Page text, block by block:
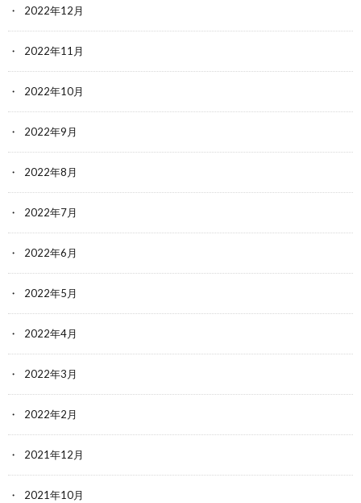
2022年12月
2022年11月
2022年10月
2022年9月
2022年8月
2022年7月
2022年6月
2022年5月
2022年4月
2022年3月
2022年2月
2021年12月
2021年10月